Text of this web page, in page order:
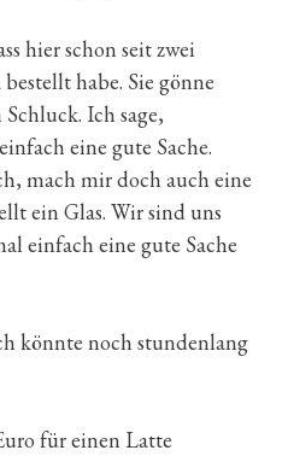
hier schon seit zwei
habe. Sie gönne
Ich sage,
eine gute Sache.
mach mir doch auch eine
ein Glas. Wir sind uns
einfach eine gute Sache
könnte noch stundenlang
für einen Latte